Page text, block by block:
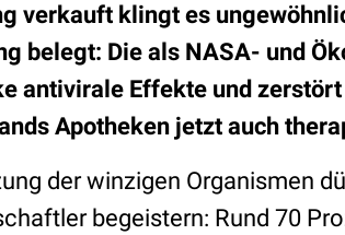
verkauft klingt es
belegt: Die als NASA- und
antivirale Effekte und
Apotheken jetzt auch
der winzigen Organismen
begeistern: Rund 70